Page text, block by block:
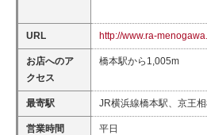
URL http://www.ra-
お店へのア
クセス
橋本駅から1,005m
最寄駅 JR横浜線橋本駅、京王
営業時間
平日